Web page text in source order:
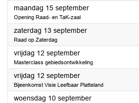
maandag 15 september2025
Opening Raad- en TaK-zaal
zaterdag 13 september2025
Raad op Zaterdag
vrijdag 12 september2025
Masterclass gebiedsontwikkeling
vrijdag 12 september2025
Bijeenkomst Visie Leefbaar Platteland
woensdag 10 september2025